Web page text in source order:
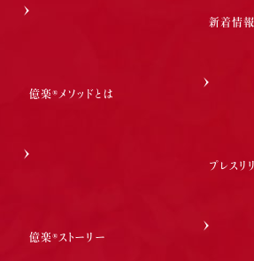
億楽®メソッドとは
億楽®ストーリー
新着情報
プレスリ